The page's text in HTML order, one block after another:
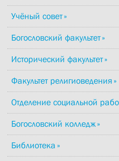
Учёный совет
Богословский факультет
Исторический факультет
Факультет религиоведения
Отделение социальной
Богословский колледж
Библиотека